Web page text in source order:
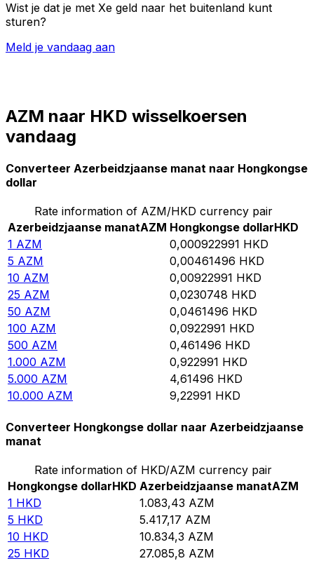
Wist je dat je met Xe geld naar het buitenland kunt
sturen?
Meld je vandaag aan
AZM naar HKD wisselkoersen
vandaag
Converteer Azerbeidzjaanse manat naar Hongkongse
dollar
Rate information of AZM/HKD currency pair
Azerbeidzjaanse manatAZM Hongkongse dollarHKD
1 AZM 0,000922991 HKD
5 AZM 0,00461496 HKD
10 AZM 0,00922991 HKD
25 AZM 0,0230748 HKD
50 AZM 0,0461496 HKD
100 AZM 0,0922991 HKD
500 AZM 0,461496 HKD
1.000 AZM 0,922991 HKD
5.000 AZM 4,61496 HKD
10.000 AZM 9,22991 HKD
Converteer Hongkongse dollar naar Azerbeidzjaanse
manat
Rate information of HKD/AZM currency pair
Hongkongse dollarHKD Azerbeidzjaanse manatAZM
1 HKD 1.083,43 AZM
5 HKD 5.417,17 AZM
10 HKD 10.834,3 AZM
25 HKD 27.085,8 AZM